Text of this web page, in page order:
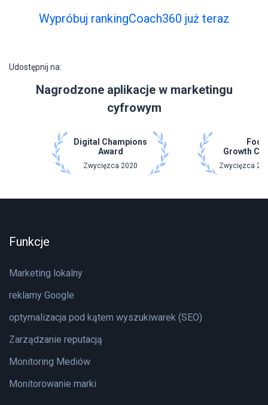
Wypróbuj rankingCoach360 już teraz
Udostępnij na:
Nagrodzone aplikacje w marketingu
cyfrowym
Digital Champions
Award
Zwycięzca 2020
Growth
Zwycięzca
Funkcje
Marketing lokalny
reklamy Google
optymalizacja pod kątem wyszukiwarek (SEO)
Zarządzanie reputacją
Monitoring Mediów
Monitorowanie marki